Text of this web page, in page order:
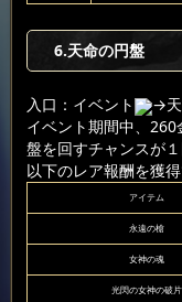
6.天命の円盤
入口：イベント
→天
イベント期間中、
盤を回すチャンスが
以下のレア報酬を獲得
アイテム
永遠の槍
女神の魂
光閃の女神の破片